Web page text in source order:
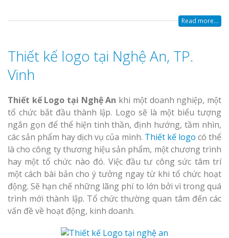
Read more...
Thiết kế logo tại Nghệ An, TP.
Vinh
Thiết kế Logo tại Nghệ An khi một doanh nghiệp, một
tổ chức bắt đầu thành lập. Logo sẽ là một biểu tượng
ngắn gọn để thể hiện tinh thần, định hướng, tầm nhìn,
các sản phẩm hay dịch vụ của mình. Thiết kế logo có thể
là cho công ty thương hiệu sản phẩm, một chương trình
hay một tổ chức nào đó. Việc đầu tư công sức tâm trí
một cách bài bản cho ý tưởng ngay từ khi tổ chức hoạt
động. Sẽ hạn chế những lãng phí to lớn bởi vì trong quá
trình mới thành lập. Tổ chức thường quan tâm đến các
vấn đề về hoạt động, kinh doanh.